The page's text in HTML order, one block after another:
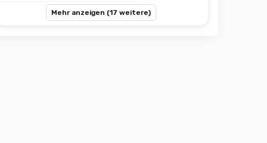
Mehr anzeigen (17 weitere)